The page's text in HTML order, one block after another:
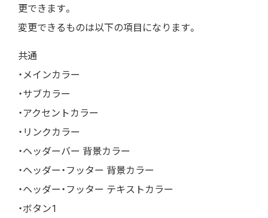
更できます。
変更できるものは以下の項目になります。
共通
・メインカラー
・サブカラー
・アクセントカラー
・リンクカラー
・ヘッダーバー 背景カラー
・ヘッダー・フッター 背景カラー
・ヘッダー・フッター テキストカラー
・ボタン1